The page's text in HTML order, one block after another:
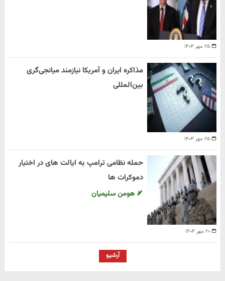
۲۵ مهر ۱۴۰۴
۲۵ مهر ۱۴۰۴
مذاکره ایران و آمریکا نیازمند میانجی‌گری
بین‌المللی
۲۰ مهر ۱۴۰۴
حمله نظامی ترامپ به ایالت های در اختیار
دموکرات ها
هومن سلیمیان
آرشیو